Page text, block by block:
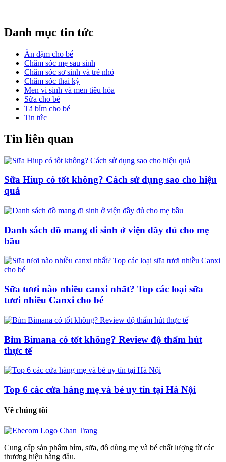
Danh mục tin tức
Ăn dặm cho bé
Chăm sóc mẹ sau sinh
Chăm sóc sơ sinh và trẻ nhỏ
Chăm sóc thai kỳ
Men vi sinh và men tiêu hóa
Sữa cho bé
Tã bỉm cho bé
Tin tức
Tin liên quan
Sữa Hiup có tốt không? Cách sử dụng sao cho hiệu
quả
Danh sách đồ mang đi sinh ở viện đầy đủ cho mẹ
bầu
Sữa tươi nào nhiều canxi nhất? Top các loại sữa
tươi nhiều Canxi cho bé
Bỉm Bimana có tốt không? Review độ thấm hút
thực tế
Top 6 các cửa hàng mẹ và bé uy tín tại Hà Nội
Về chúng tôi
Cung cấp sản phẩm bỉm, sữa, đồ dùng mẹ và bé chất lượng từ các
thương hiệu hàng đầu.